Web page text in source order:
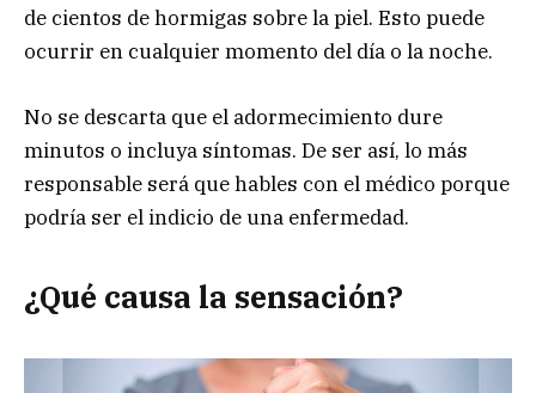
de cientos de hormigas sobre la piel. Esto puede
ocurrir en cualquier momento del día o la noche.
No se descarta que el adormecimiento dure
minutos o incluya síntomas. De ser así, lo más
responsable será que hables con el médico porque
podría ser el indicio de una enfermedad.
¿Qué causa la sensación?